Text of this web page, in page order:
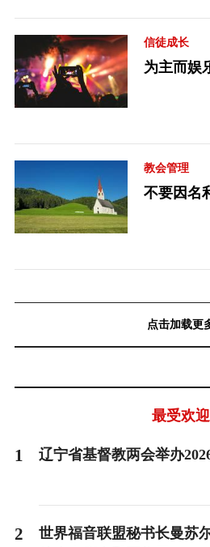
信徒成长
为主而娱
教会管理
不要因名
点击加载更
最受欢迎
1 辽宁省基督教两会举办
2
世界福音联盟秘书长曼苏